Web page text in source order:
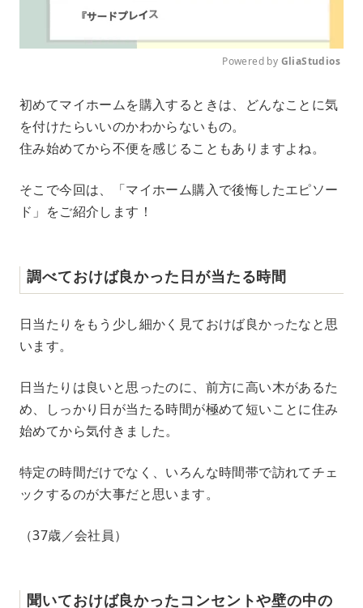
u
e
Powered by GliaStudios
初めてマイホームを購入するときは、どんなことに気
を付けたらいいのかわからないもの。
住み始めてから不便を感じることもありますよね。
そこで今回は、「マイホーム購入で後悔したエピソー
ド」をご紹介します！
調べておけば良かった日が当たる時間
日当たりをもう少し細かく見ておけば良かったなと思
います。
日当たりは良いと思ったのに、前方に高い木があるた
め、しっかり日が当たる時間が極めて短いことに住み
始めてから気付きました。
特定の時間だけでなく、いろんな時間帯で訪れてチェ
ックするのが大事だと思います。
（37歳／会社員）
聞いておけば良かったコンセントや壁の中の